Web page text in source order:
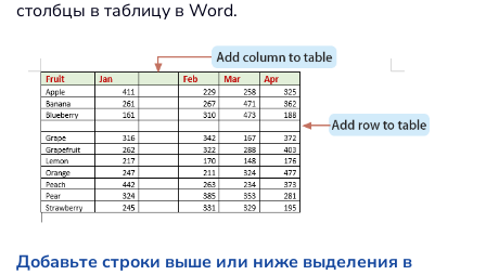
столбцы в таблицу в Word.
Добавьте строки выше или ниже выделения в